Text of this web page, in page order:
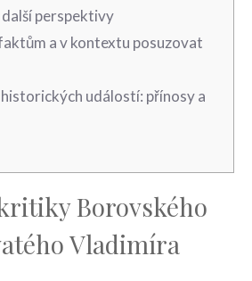
perspektivy
a v kontextu posuzovat
událostí: přínosy⁤ a
Borovského
Vladimíra